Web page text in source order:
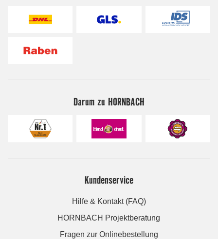
Darum zu HORNBACH
Kundenservice
Hilfe & Kontakt (FAQ)
HORNBACH Projektberatung
Fragen zur Onlinebestellung